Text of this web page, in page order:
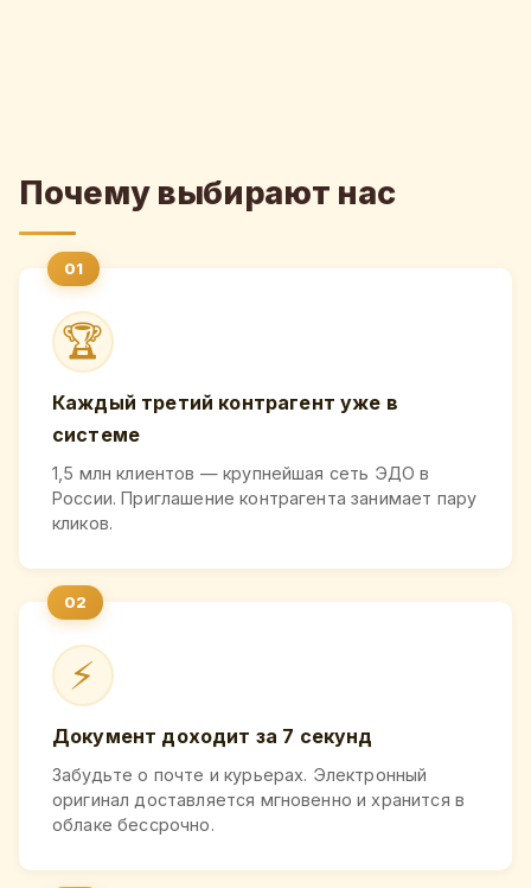
Почему выбирают нас
🏆
Каждый третий контрагент уже в
системе
1,5 млн клиентов — крупнейшая сеть ЭДО в
России. Приглашение контрагента занимает пару
кликов.
⚡
Документ доходит за 7 секунд
Забудьте о почте и курьерах. Электронный
оригинал доставляется мгновенно и хранится в
облаке бессрочно.